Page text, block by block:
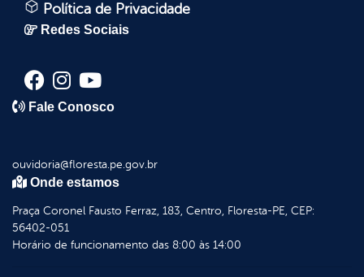
Política de Privacidade
Redes Sociais
Fale Conosco
ouvidoria@floresta.pe.gov.br
Onde estamos
Praça Coronel Fausto Ferraz, 183, Centro, Floresta-PE, CEP:
56402-051
Horário de funcionamento das 8:00 às 14:00